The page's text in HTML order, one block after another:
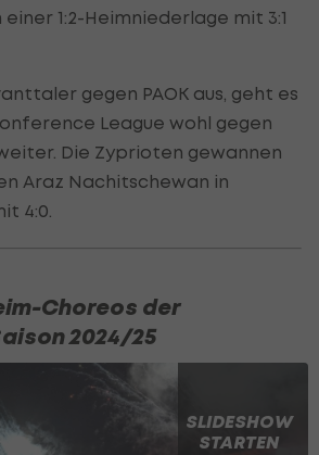
1:2-Heimniederlage mit 3:1
gegen PAOK aus, geht es
League wohl gegen
Die Zyprioten gewannen
Araz Nachitschewan in
4:0.
Choreos der
2024/25
SLIDESHOW
STARTEN